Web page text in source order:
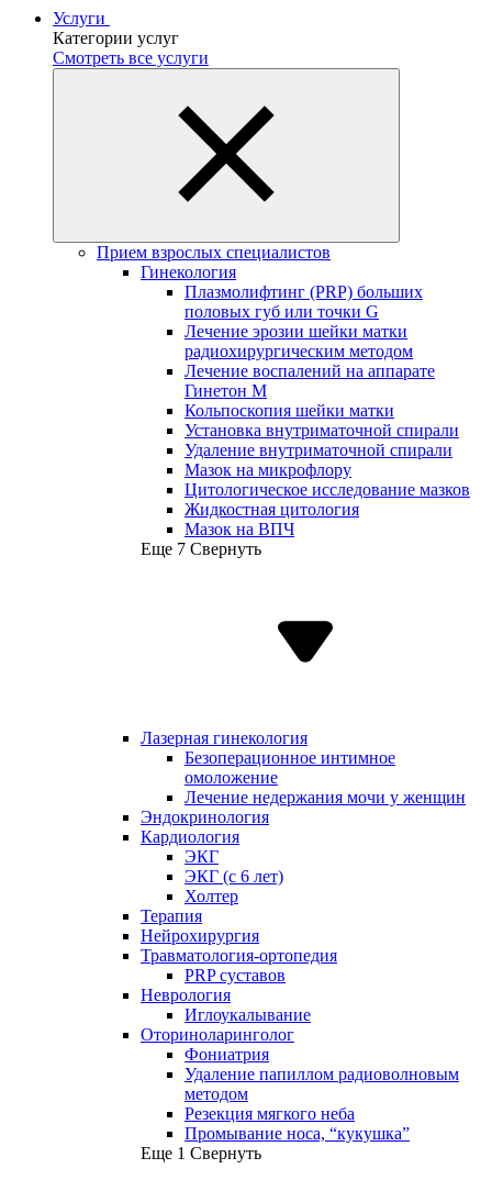
Услуги
Категории услуг
Смотреть все услуги
Прием взрослых специалистов
Гинекология
Плазмолифтинг (PRP) больших
половых губ или точки G
Лечение эрозии шейки матки
радиохирургическим методом
Лечение воспалений на аппарате
Гинетон М
Кольпоскопия шейки матки
Установка внутриматочной спирали
Удаление внутриматочной спирали
Мазок на микрофлору
Цитологическое исследование мазков
Жидкостная цитология
Мазок на ВПЧ
Еще 7 Свернуть
Лазерная гинекология
Безоперационное интимное
омоложение
Лечение недержания мочи у женщин
Эндокринология
Кардиология
ЭКГ
ЭКГ (с 6 лет)
Холтер
Терапия
Нейрохирургия
Травматология-ортопедия
PRP суставов
Неврология
Иглоукалывание
Оториноларинголог
Фониатрия
Удаление папиллом радиоволновым
методом
Резекция мягкого неба
Промывание носа, “кукушка”
Еще 1 Свернуть